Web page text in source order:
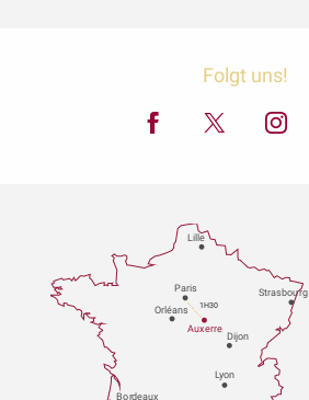
Folgt uns!
Paris
Dijon
Orléans
Bordeaux
Lyon
Auxerre
Strasbourg
Lille
1H30